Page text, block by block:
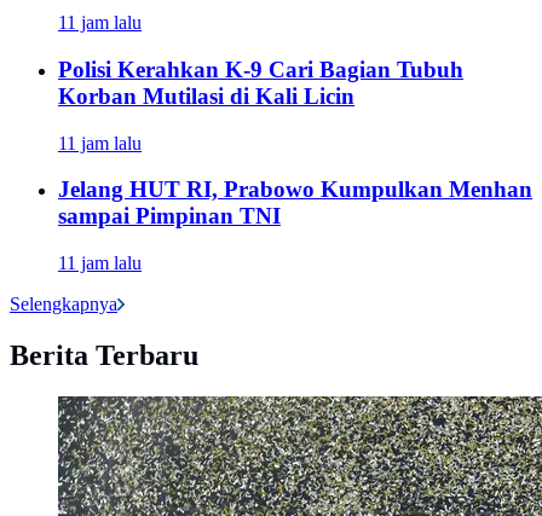
11 jam lalu
Polisi Kerahkan K-9 Cari Bagian Tubuh
Korban Mutilasi di Kali Licin
11 jam lalu
Jelang HUT RI, Prabowo Kumpulkan Menhan
sampai Pimpinan TNI
11 jam lalu
Selengkapnya
Berita Terbaru